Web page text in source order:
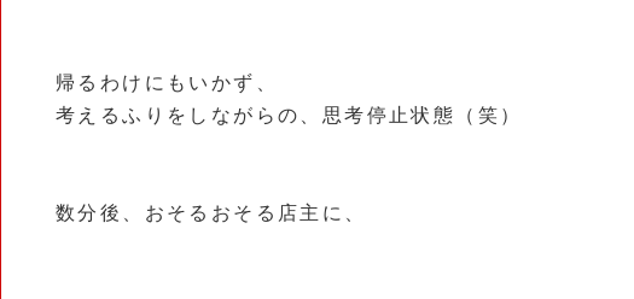
帰るわけにもいかず、
考えるふりをしながらの、思考停止状態（笑）
数分後、おそるおそる店主に、